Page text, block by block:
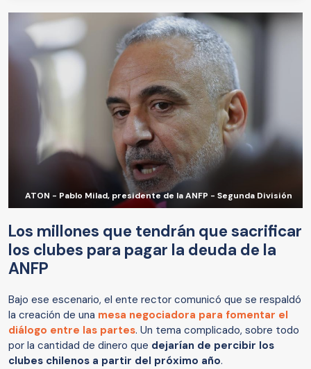
ATON - Pablo Milad, presidente de la ANFP - Segunda División
Los millones que tendrán que sacrificar
los clubes para pagar la deuda de la
ANFP
Bajo ese escenario, el ente rector comunicó que se respaldó
la creación de una mesa negociadora para fomentar el
diálogo entre las partes. Un tema complicado, sobre todo
por la cantidad de dinero que dejarían de percibir los
clubes chilenos a partir del próximo año.